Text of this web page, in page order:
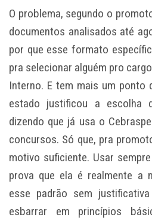
O problema, segundo o
documentos analisados até
por que esse formato
pra selecionar alguém pro
Interno. E tem mais um ponto
estado justificou a escolha
dizendo que já usa o
concursos. Só que, pra
motivo suficiente. Usar
prova que ela é realmente a
esse padrão sem
esbarrar em princípios